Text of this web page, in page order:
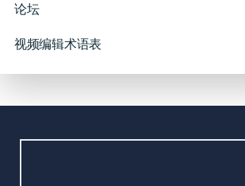
论坛
视频编辑术语表